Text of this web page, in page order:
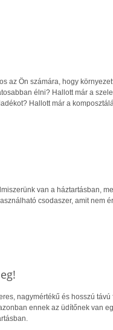
az Ön számára, hogy
élni? Hallott már a
Hallott már a
van a háztartásban,
csodaszer, amit nem
nagymértékű és hosszú
ennek az üdítőnek van